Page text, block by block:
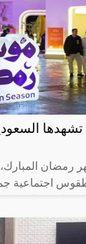
تشهدها
رمضان المبارك،
اجتماعية